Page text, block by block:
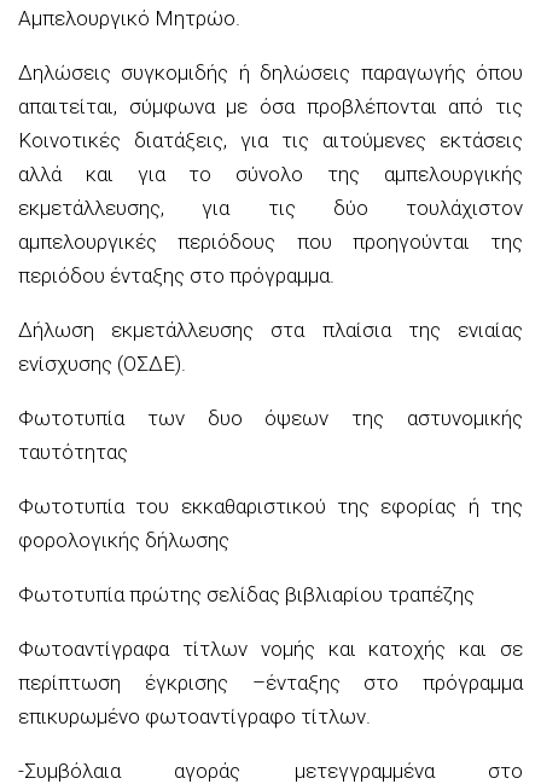
Αμπελουργικό Μητρώο.
Δηλώσεις συγκομιδής ή δηλώσεις παραγωγής όπου
απαιτείται, σύμφωνα με όσα προβλέπονται από τις
Κοινοτικές διατάξεις, για τις αιτούμενες εκτάσεις
αλλά και για το σύνολο της αμπελουργικής
εκμετάλλευσης, για τις δύο τουλάχιστον
αμπελουργικές περιόδους που προηγούνται της
περιόδου ένταξης στο πρόγραμμα.
Δήλωση εκμετάλλευσης στα πλαίσια της ενιαίας
ενίσχυσης (ΟΣΔΕ).
Φωτοτυπία των δυο όψεων της αστυνομικής
ταυτότητας
Φωτοτυπία του εκκαθαριστικού της εφορίας ή της
φορολογικής δήλωσης
Φωτοτυπία πρώτης σελίδας βιβλιαρίου τραπέζης
Φωτοαντίγραφα τίτλων νομής και κατοχής και σε
περίπτωση έγκρισης –ένταξης στο πρόγραμμα
επικυρωμένο φωτοαντίγραφο τίτλων.
-Συμβόλαια αγοράς μετεγγραμμένα στο